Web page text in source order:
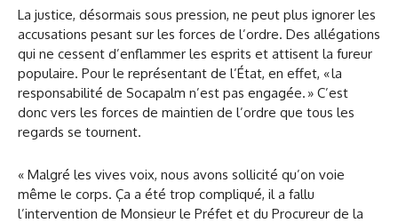
La justice, désormais sous pression, ne peut plus ignorer les
accusations pesant sur les forces de l’ordre. Des allégations
qui ne cessent d’enflammer les esprits et attisent la fureur
populaire. Pour le représentant de l’État, en effet, « la
responsabilité de Socapalm n’est pas engagée. » C’est
donc vers les forces de maintien de l’ordre que tous les
regards se tournent.
« Malgré les vives voix, nous avons sollicité qu’on voie
même le corps. Ça a été trop compliqué, il a fallu
l’intervention de Monsieur le Préfet et du Procureur de la